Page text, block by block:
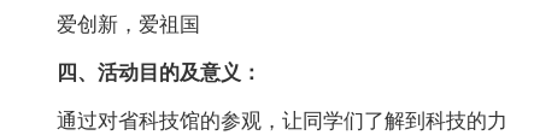
爱创新，爱祖国
四、活动目的及意义：
通过对省科技馆的参观，让同学们了解到科技的力